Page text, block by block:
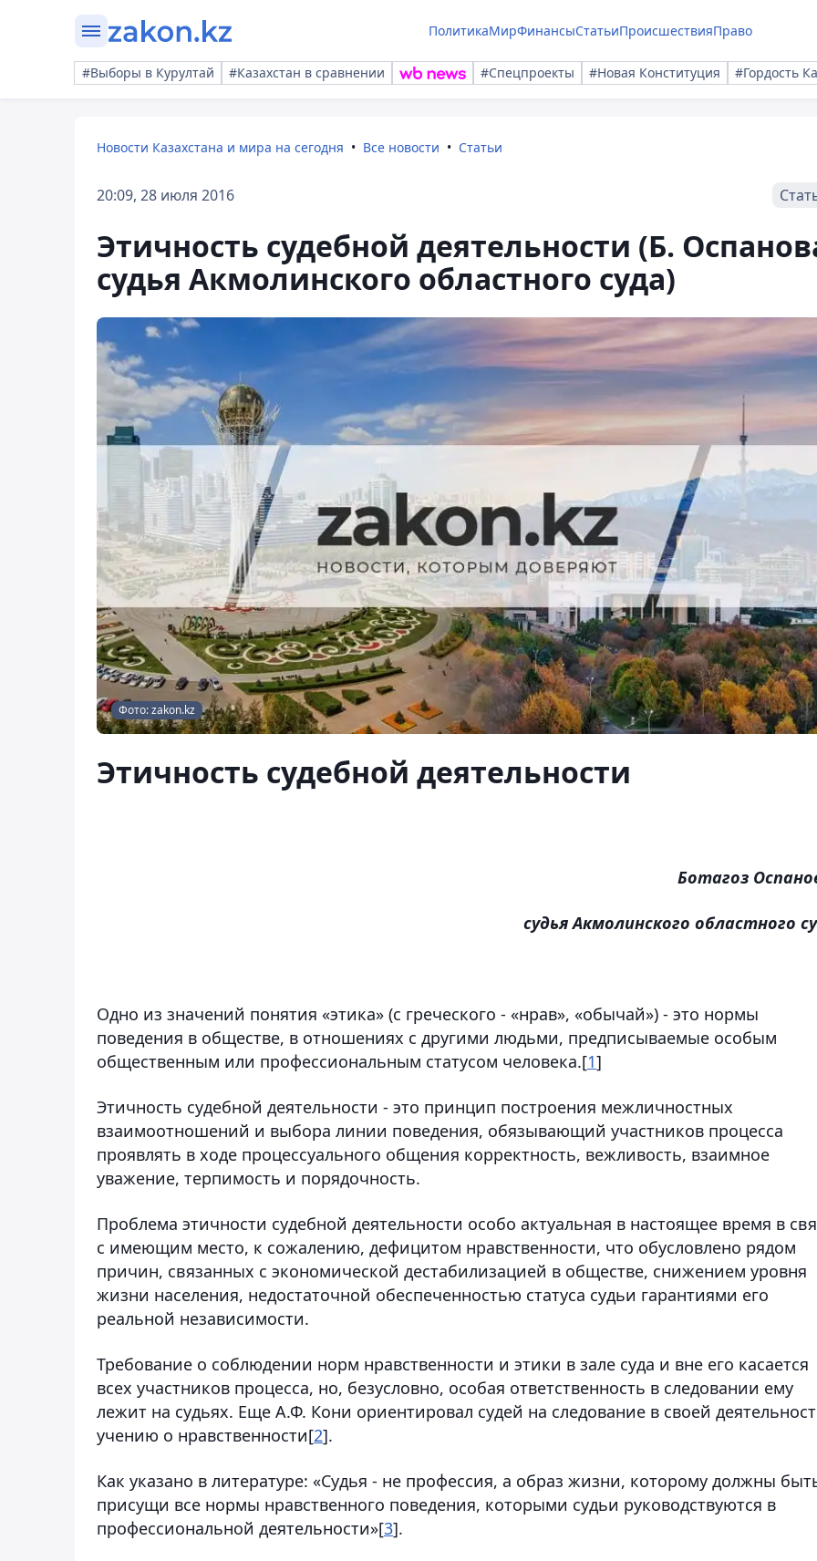
ПолитикаМирФинансыСтатьиПроисшествияПраво
#Выборы в Курултай #Казахстан в сравнении #Спецпроекты #Новая Конституция #Гордость
Новости Казахстана и мира на сегодня Все новости Статьи
20:09, 28 июля 2016
Этичность судебной деятельности (Б.
судья Акмолинского областного суда)
Фото: zakon.kz
Этичность судебной деятельности
Ботагоз
судья Акмолинского областного
Одно из значений понятия «этика» (с греческого - «нрав», «обычай») - это нормы
поведения в обществе, в отношениях с другими людьми, предписываемые особым
общественным или профессиональным статусом человека.[1]
Этичность судебной деятельности - это принцип построения межличностных
взаимоотношений и выбора линии поведения, обязывающий участников процесса
проявлять в ходе процессуального общения корректность, вежливость, взаимное
уважение, терпимость и порядочность.
Проблема этичности судебной деятельности особо актуальная в настоящее время в
с имеющим место, к сожалению, дефицитом нравственности, что обусловлено рядом
причин, связанных с экономической дестабилизацией в обществе, снижением уровня
жизни населения, недостаточной обеспеченностью статуса судьи гарантиями его
реальной независимости.
Требование о соблюдении норм нравственности и этики в зале суда и вне его касается
всех участников процесса, но, безусловно, особая ответственность в следовании ему
лежит на судьях. Еще А.Ф. Кони ориентировал судей на следование в своей
учению о нравственности[2].
Как указано в литературе: «Судья - не профессия, а образ жизни, которому должны
присущи все нормы нравственного поведения, которыми судьи руководствуются в
профессиональной деятельности»[3].